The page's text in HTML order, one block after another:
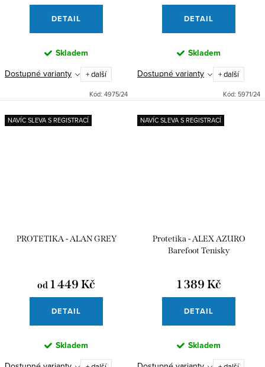
DETAIL
Skladem
Dostupné varianty
+ další
Kód: 4975/24
DETAIL
Skladem
Dostupné varianty
+ další
Kód: 5971/24
NAVÍC SLEVA S REGISTRACÍ
PROTETIKA - ALAN GREY
od 1 449 Kč
DETAIL
Skladem
NAVÍC SLEVA S REGISTRACÍ
Protetika - ALEX AZURO
Barefoot Tenisky
1 389 Kč
DETAIL
Skladem